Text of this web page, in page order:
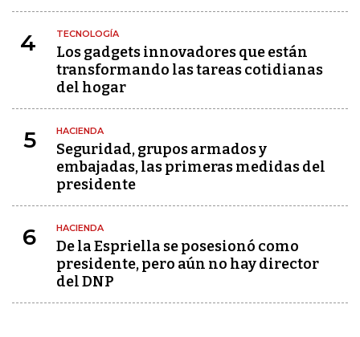
4 TECNOLOGÍA
Los gadgets innovadores que están
transformando las tareas cotidianas
del hogar
5 HACIENDA
Seguridad, grupos armados y
embajadas, las primeras medidas del
presidente
6 HACIENDA
De la Espriella se posesionó como
presidente, pero aún no hay director
del DNP